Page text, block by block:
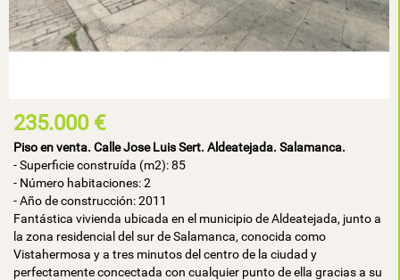
235.000 €
Piso en venta. Calle Jose Luis Sert. Aldeatejada. Salamanca.
- Superficie construída (m2): 85
- Número habitaciones: 2
- Año de construcción: 2011
Fantástica vivienda ubicada en el municipio de Aldeatejada, junto a
la zona residencial del sur de Salamanca, conocida como
Vistahermosa y a tres minutos del centro de la ciudad y
perfectamente concectada con cualquier punto de ella gracias a su